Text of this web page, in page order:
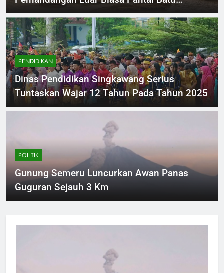
Burung
PENDIDIKAN
Dinas Pendidikan Singkawang Serius
Tuntaskan Wajar 12 Tahun Pada Tahun 2025
POLITIK
Gunung Semeru Luncurkan Awan Panas
Guguran Sejauh 3 Km